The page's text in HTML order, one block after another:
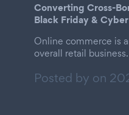
Converting Cross-
Black Friday &
Online commerce is
overall retail business.
Posted by on